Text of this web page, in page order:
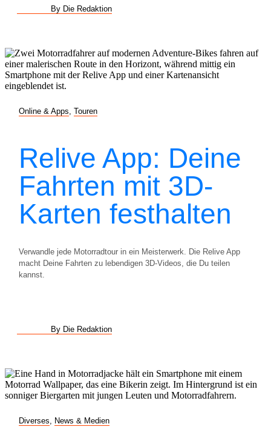
By Die Redaktion
Online & Apps Touren
Relive App: Deine
Fahrten mit 3D-
Karten festhalten
Verwandle jede Motorradtour in ein Meisterwerk. Die Relive App
macht Deine Fahrten zu lebendigen 3D-Videos, die Du teilen
kannst.
By Die Redaktion
Diverses News & Medien